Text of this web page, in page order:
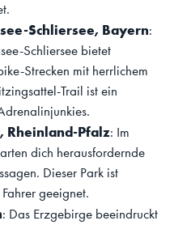
Schliersee, Bayern:
Schliersee bietet
Strecken mit herrlichem
Trail ist ein
Rheinland-Pfalz: Im
dich herausfordernde
Dieser Park ist
geeignet.
: Das Erzgebirge beeindruckt